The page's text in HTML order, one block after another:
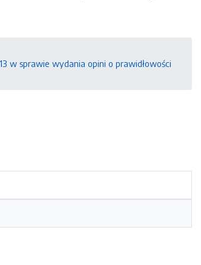
w sprawie wydania opini o prawidłowości